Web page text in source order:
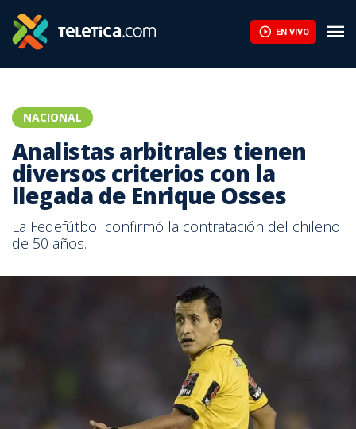
EN VIVO
NACIONAL
Analistas arbitrales tienen
diversos criterios con la
llegada de Enrique Osses
La Fedefútbol confirmó la contratación del chileno
de 50 años.